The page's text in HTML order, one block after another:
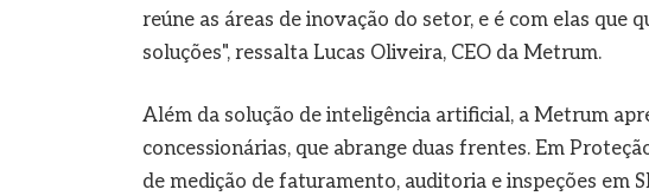
reúne as áreas de inovação do setor, e é com elas que
soluções", ressalta Lucas Oliveira, CEO da Metrum.
Além da solução de inteligência artificial, a Metrum
concessionárias, que abrange duas frentes. Em
de medição de faturamento, auditoria e inspeções em